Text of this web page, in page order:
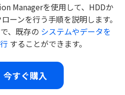
Managerを使用して、HDDか
ーンを行う手順を説明します。
、既存の システムやデータを
することができます。
今すぐ購入